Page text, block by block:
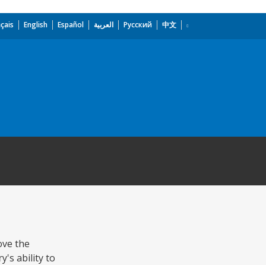
English Español العربية Русский 中文
the
ability to